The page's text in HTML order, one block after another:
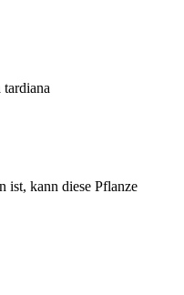
ist, kann diese Pflanze